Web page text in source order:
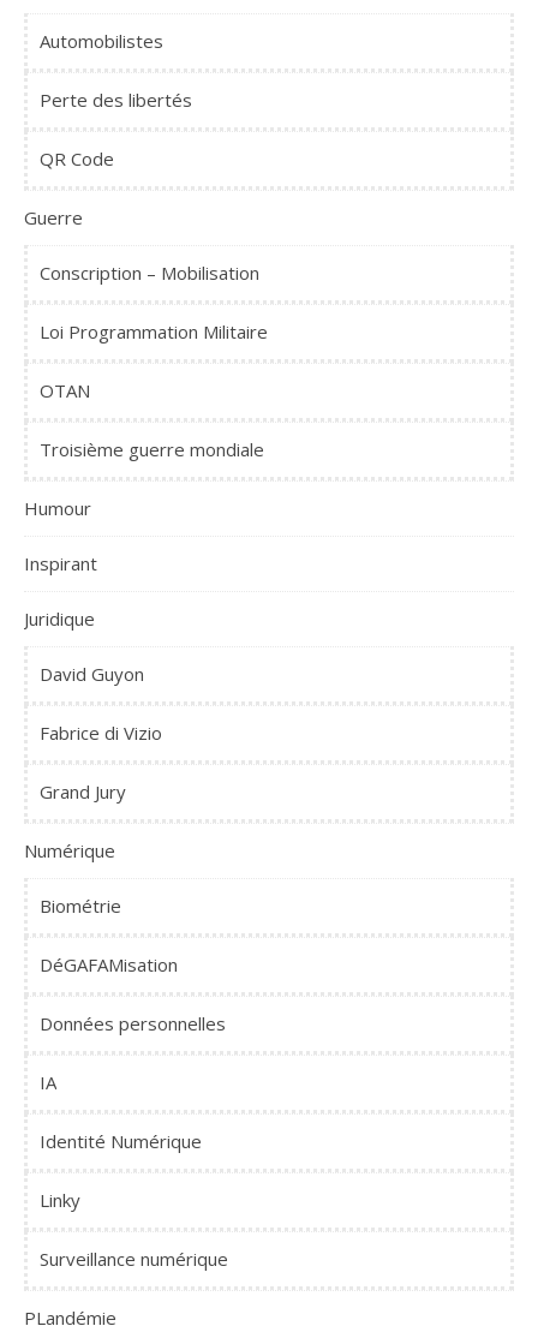
Automobilistes
Perte des libertés
QR Code
Guerre
Conscription – Mobilisation
Loi Programmation Militaire
OTAN
Troisième guerre mondiale
Humour
Inspirant
Juridique
David Guyon
Fabrice di Vizio
Grand Jury
Numérique
Biométrie
DéGAFAMisation
Données personnelles
IA
Identité Numérique
Linky
Surveillance numérique
PLandémie